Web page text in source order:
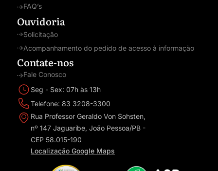
FAQ’s
Ouvidoria
Solicitação
Acompanhamento do pedido de acesso à informação
Contate-nos
Fale Conosco
Seg - Sex: 07h às 13h
Telefone: 83 3208-3300
Rua Professor Geraldo Von Sohsten,
nº 147 Jaguaribe, João Pessoa/PB -
CEP 58.015-190
Localização Google Maps